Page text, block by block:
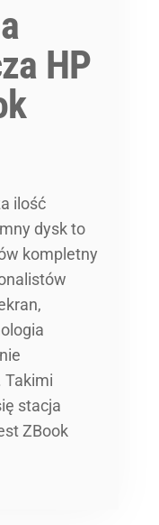
HP
ilość
dysk to
kompletny
Takimi
stacja
ZBook